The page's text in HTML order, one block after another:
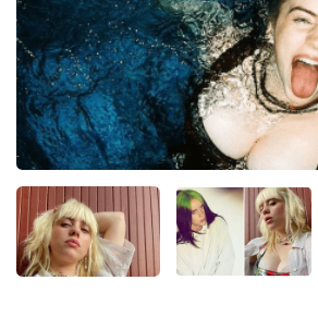
Videa
Sledujte prima+
Přihlášení
Sledujte nás